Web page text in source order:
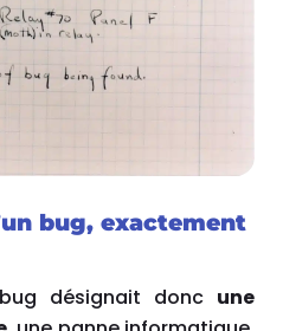
bug, exactement
désignait donc une